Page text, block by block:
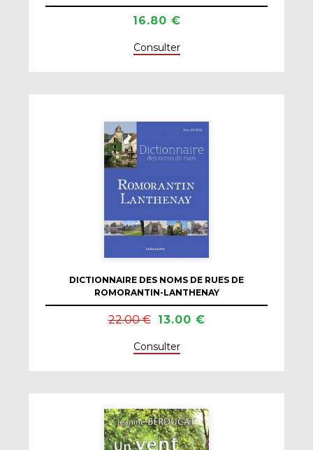
16.80 €
Consulter
DICTIONNAIRE DES NOMS DE RUES DE
ROMORANTIN-LANTHENAY
22.00 € 13.00 €
Consulter